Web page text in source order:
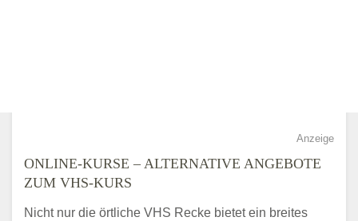
Anzeige
ONLINE-KURSE – ALTERNATIVE ANGEBOTE
ZUM VHS-KURS
Nicht nur die örtliche VHS Recke bietet ein breites